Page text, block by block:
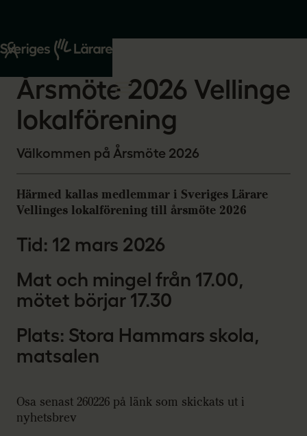
Start
Om oss
2026-02-11
Årsmöte 2026 Vellinge
lokalförening
Välkommen på Årsmöte 2026
Härmed kallas medlemmar i Sveriges Lärare
Vellinges lokalförening till årsmöte 2026
Tid: 12 mars 2026
Mat och mingel från 17.00,
mötet börjar 17.30
Plats: Stora Hammars skola,
matsalen
Osa senast 260226 på länk som skickats ut i
nyhetsbrev